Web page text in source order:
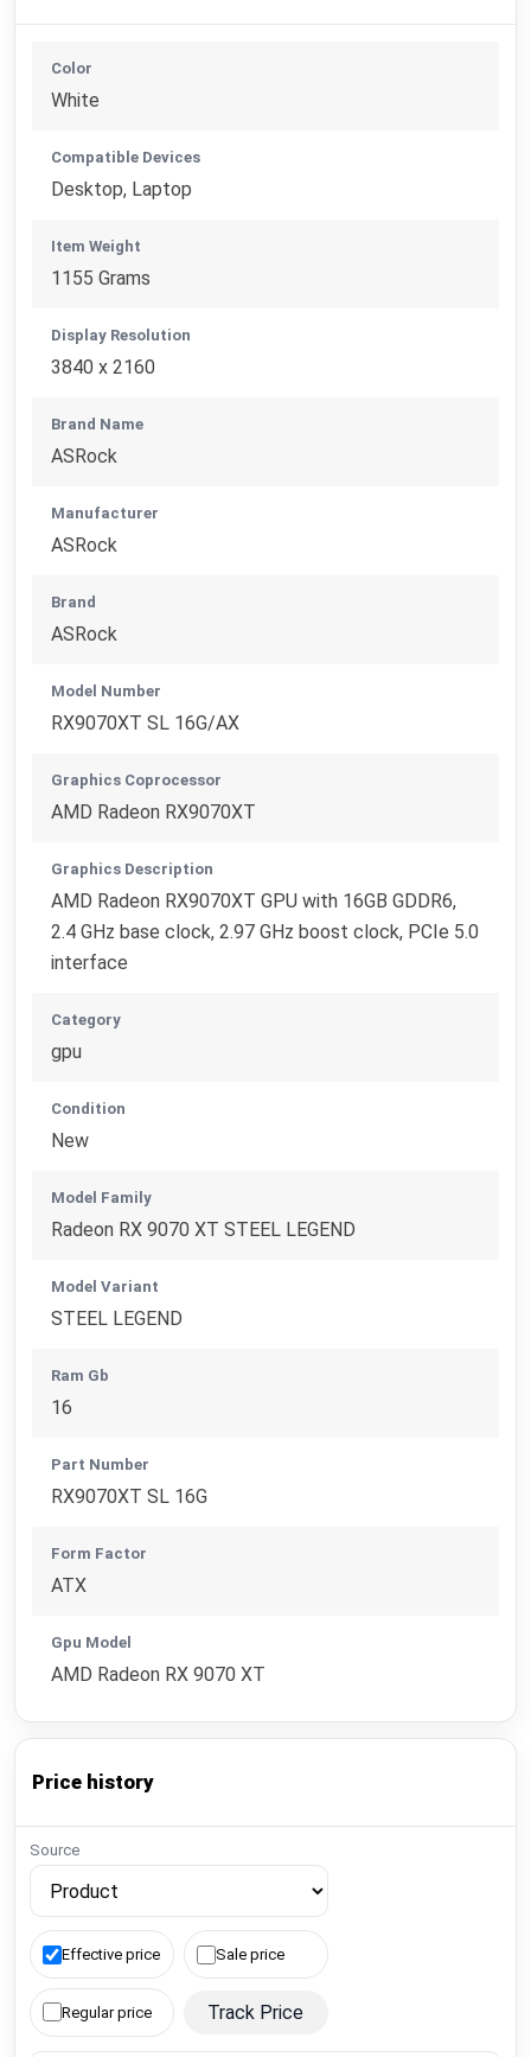
Color
White
Compatible Devices
Desktop, Laptop
Item Weight
1155 Grams
Display Resolution
3840 x 2160
Brand Name
ASRock
Manufacturer
ASRock
Brand
ASRock
Model Number
RX9070XT SL 16G/AX
Graphics Coprocessor
AMD Radeon RX9070XT
Graphics Description
AMD Radeon RX9070XT GPU with 16GB GDDR6,
2.4 GHz base clock, 2.97 GHz boost clock, PCIe 5.0
interface
Category
gpu
Condition
New
Model Family
Radeon RX 9070 XT STEEL LEGEND
Model Variant
STEEL LEGEND
Ram Gb
16
Part Number
RX9070XT SL 16G
Form Factor
ATX
Gpu Model
AMD Radeon RX 9070 XT
Price history
Source
Effective price Sale price
Regular price Track Price